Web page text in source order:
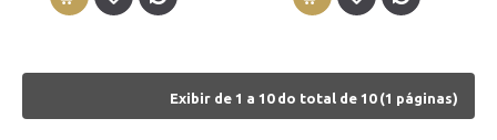
Exibir de 1 a 10 do total de 10 (1 páginas)